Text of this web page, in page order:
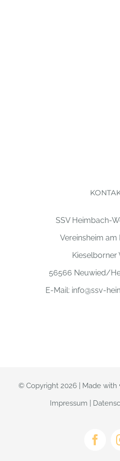
SSV Heimbach-
Vereinsheim am
Kieselborner
56566 Neuwied/
E-Mail: info@ssv-
© Copyright 2026 | Made with
Impressum